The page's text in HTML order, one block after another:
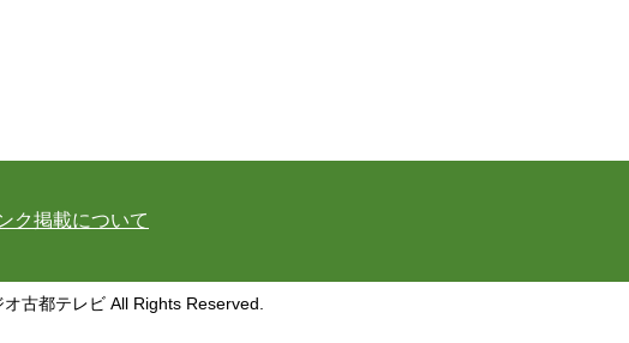
ク掲載について
古都テレビ All Rights Reserved.